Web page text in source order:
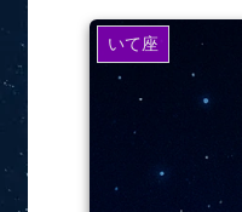
いて座